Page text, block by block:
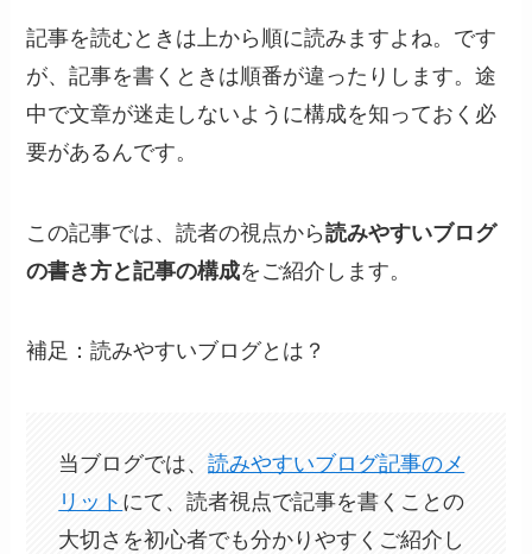
記事を読むときは上から順に読みますよね。です
が、記事を書くときは順番が違ったりします。途
中で文章が迷走しないように構成を知っておく必
要があるんです。
この記事では、読者の視点から読みやすいブログ
の書き方と記事の構成をご紹介します。
補足：読みやすいブログとは？
当ブログでは、読みやすいブログ記事のメ
リット にて、読者視点で記事を書くことの
大切さを初心者でも分かりやすくご紹介し